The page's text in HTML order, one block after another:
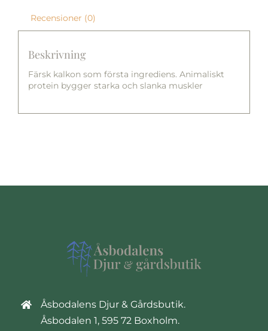
Recensioner (0)
Beskrivning
Färsk kalkon som första ingrediens. Animaliskt
protein bygger starka och slanka muskler
Åsbodalens Djur & Gårdsbutik.
Åsbodalen 1, 595 72 Boxholm.